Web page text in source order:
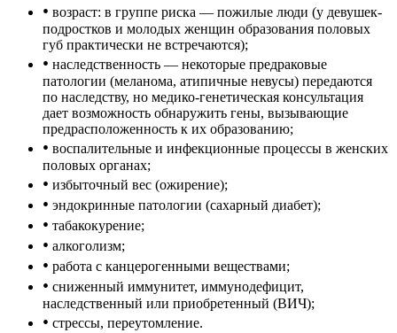
• возраст: в группе риска — пожилые люди (у девушек-
подростков и молодых женщин образования половых
губ практически не встречаются);
• наследственность — некоторые предраковые
патологии (меланома, атипичные невусы) передаются
по наследству, но медико-генетическая консультация
дает возможность обнаружить гены, вызывающие
предрасположенность к их образованию;
• воспалительные и инфекционные процессы в женских
половых органах;
• избыточный вес (ожирение);
• эндокринные патологии (сахарный диабет);
• табакокурение;
• алкоголизм;
• работа с канцерогенными веществами;
• сниженный иммунитет, иммунодефицит,
наследственный или приобретенный (ВИЧ);
• стрессы, переутомление.